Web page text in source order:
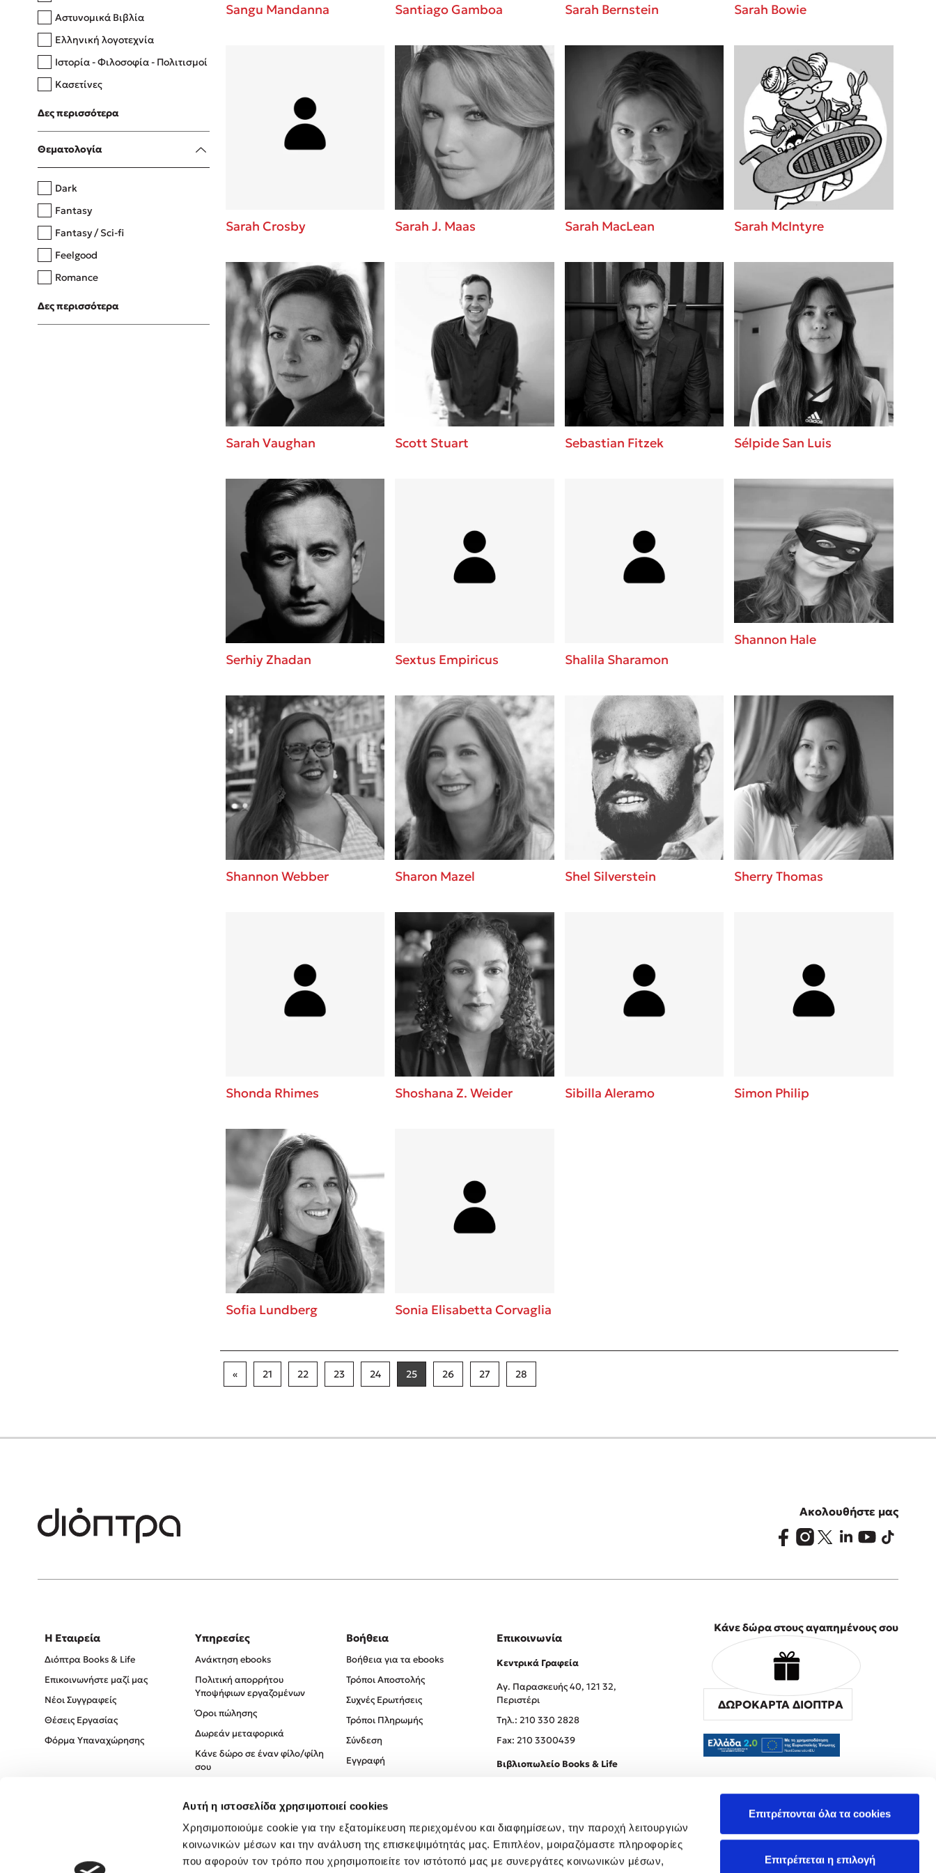
Αυτή η ιστοσελίδα χρησιμοποιεί cookies
Χρησιμοποιούμε cookie για την εξατομίκευση περιεχομένου και διαφημίσεων, την παροχή λειτουργιών
κοινωνικών μέσων και την ανάλυση της επισκεψιμότητάς μας. Επιπλέον, μοιραζόμαστε πληροφορίες
που αφορούν τον τρόπο που χρησιμοποιείτε τον ιστότοπό μας με συνεργάτες κοινωνικών μέσων,
Επιτρέπονται όλα τα cookies
Επιτρέπεται η επιλογή
Δανάη Δεληγεώργη
Πάνω, κάτω, μπροστά, πίσω
Η μέθοδος Αφήστε τους
Αστυνομικά Βιβλία
Ελληνική λογοτεχνία
Ιστορία - Φιλοσοφία - Πολιτισμοί
Κασετίνες
Λευκώματα - Έγχρωμοι οδηγοί
Μαγειρική
Δες περισσότερα
Θεματολογία
Dark
Fantasy
Fantasy / Sci-fi
Feelgood
Romance
Upmarket
Young Adult
Δες περισσότερα
Sangu Mandanna Santiago Gamboa Sarah Bernstein Sarah Bowie
Sarah Crosby Sarah J. Maas Sarah MacLean Sarah McIntyre
Sarah Vaughan Scott Stuart Sebastian Fitzek Sélpide San Luis
Serhiy Zhadan Sextus Empiricus Shalila Sharamon
Shannon Hale
Shannon Webber Sharon Mazel Shel Silverstein Sherry Thomas
Shonda Rhimes Shoshana Z. Weider Sibilla Aleramo Simon Philip
Sofia Lundberg Sonia Elisabetta Corvaglia
« 21 22 23 24 25 26 27 28
Ακολουθήστε μας
Η Εταιρεία
Διόπτρα Books & Life
Επικοινωνήστε μαζί μας
Νέοι Συγγραφείς
Θέσεις Εργασίας
Φόρμα Υπαναχώρησης
Υπηρεσίες
Ανάκτηση ebooks
Πολιτική απορρήτου
Υποψήφιων εργαζομένων
Όροι πώλησης
Δωρεάν μεταφορικά
Κάνε δώρο σε έναν φίλο/φίλη
σου
Πολιτική Απορρήτου
Όροι χρήσης
Βοήθεια
Βοήθεια για τα ebooks
Τρόποι Αποστολής
Συχνές Ερωτήσεις
Τρόποι Πληρωμής
Σύνδεση
Εγγραφή
Επικοινωνία
Κεντρικά Γραφεία
Αγ. Παρασκευής 40, 121 32,
Περιστέρι
Tηλ.: 210 330 2828
Fax: 210 3300439
Βιβλιοπωλείο Books & Life
Κάνε δώρα στους αγαπημένους σου
ΔΩΡΟΚΑΡΤΑ ΔΙΟΠΤΡΑ